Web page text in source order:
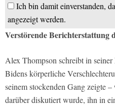
Ich bin damit einverstanden,
angezeigt werden.
Verstörende Berichterstattung
Alex Thompson schreibt in seiner
Bidens körperliche
seinem stockenden Gang zeigte
darüber diskutiert wurde, ihn in